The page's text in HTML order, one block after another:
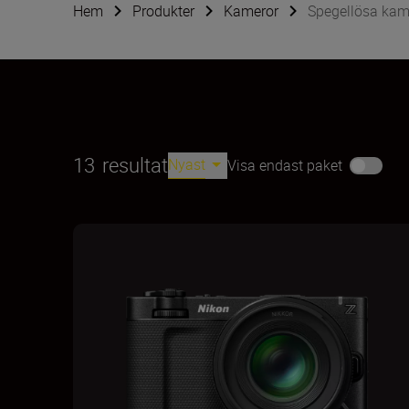
Hem Produkter Kameror Spegellösa
13 resultatNyast Visa endast paket